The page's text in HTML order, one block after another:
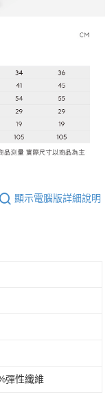
顯示電腦版詳細說明
彈性纖維